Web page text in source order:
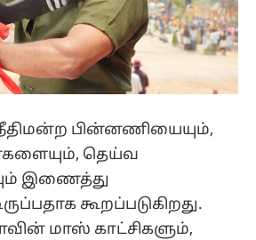
பின்னணியையும்,
தெய்வ
இணைத்து
கூறப்படுகிறது.
மாஸ் காட்சிகளும்,